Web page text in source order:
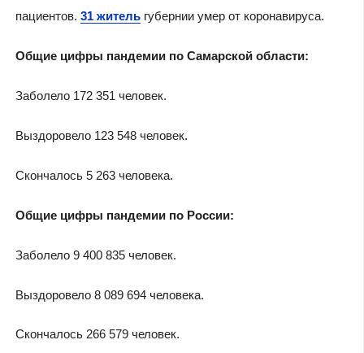
пациентов. 31 жительгубернии умер от коронавируса.
Общие цифры пандемии по Самарской области:
Заболело 172 351 человек.
Выздоровело 123 548 человек.
Скончалось 5 263 человека.
Общие цифры пандемии по России:
Заболело 9 400 835 человек.
Выздоровело 8 089 694 человека.
Скончалось 266 579 человек.